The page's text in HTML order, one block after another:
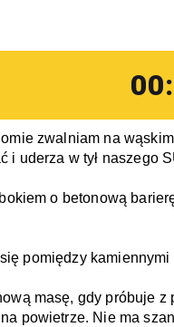
zwalniam na
i uderza w tył naszego
o betonową
pomiędzy
masę, gdy
powietrze. Nie ma